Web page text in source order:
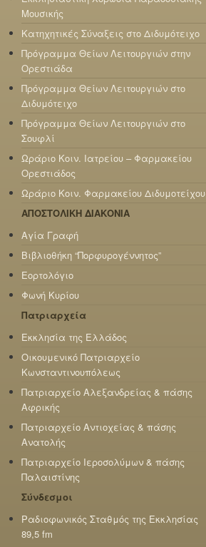
Μουσικής
Κατηχητικές Σύναξεις στο Διδυμότειχο
Πρόγραμμα Θείων Λειτουργιών στην
Ορεστιάδα
Πρόγραμμα Θείων Λειτουργιών στο
Διδυμότειχο
Πρόγραμμα Θείων Λειτουργιών στο
Σουφλί
Ωράριο Κοιν. Ιατρείου – Φαρμακείου
Ορεστιάδος
Ωράριο Κοιν. Φαρμακείου Διδυμοτείχου
ΑΠΟΣΤΟΛΙΚΗ ΔΙΑΚΟΝΙΑ
Αγία Γραφή
Βιβλιοθήκη “Πορφυρογέννητος”
Εορτολόγιο
Φωνή Κυρίου
Πατριαρχεία
Εκκλησία της Ελλάδος
Οικουμενικό Πατριαρχείο
Κωνσταντινουπόλεως
Πατριαρχείο Αλεξανδρείας & πάσης
Αφρικής
Πατριαρχείο Αντιοχείας & πάσης
Ανατολής
Πατριαρχείο Ιεροσολύμων & πάσης
Παλαιστίνης
Σύνδεσμοι
Ραδιοφωνικός Σταθμός της Εκκλησίας
89,5 fm